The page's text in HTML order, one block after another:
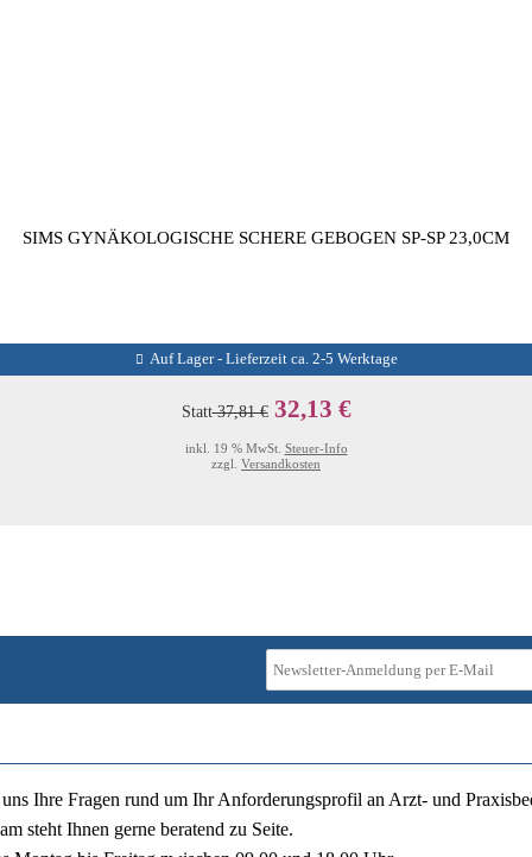
SIMS GYNÄKOLOGISCHE SCHERE GEBOGEN SP-SP 23,0CM
Auf Lager - Lieferzeit ca. 2-5 Werktage
Statt37,81 € 32,13 €
inkl. 19 % MwSt. Steuer-Info
zzgl. Versandkosten
Ihre Fragen rund um Ihr Anforderungsprofil an Arzt- und
steht Ihnen gerne beratend zu Seite.